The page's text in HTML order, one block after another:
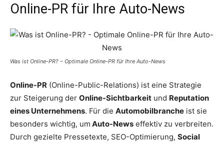
Online-PR für Ihre Auto-News
Was ist Online-PR? – Optimale Online-PR für Ihre Auto-News
Online-PR (Online-Public-Relations) ist eine Strategie
zur Steigerung der Online-Sichtbarkeit und Reputation
eines Unternehmens. Für die Automobilbranche ist sie
besonders wichtig, um Auto-News effektiv zu verbreiten.
Durch gezielte Pressetexte, SEO-Optimierung, Social